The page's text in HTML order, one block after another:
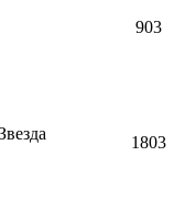
903
1803